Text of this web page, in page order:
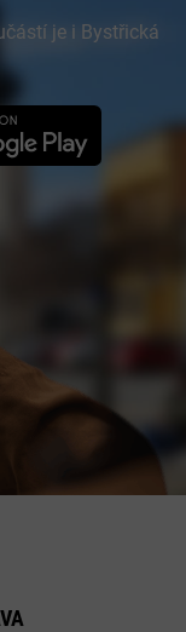
je i Bystřická